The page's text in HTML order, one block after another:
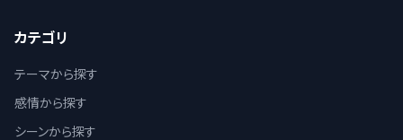
カテゴリ
テーマから探す
感情から探す
シーンから探す